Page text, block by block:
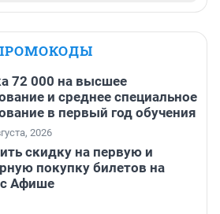
72 000 на высшее
и среднее специальное
в первый год обучения
2026
скидку на первую и
покупку билетов на
Афише